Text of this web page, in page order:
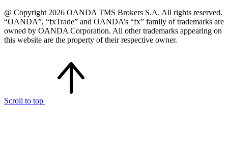
@ Copyright 2026 OANDA TMS Brokers S.A. All rights reserved.
“OANDA”, “fxTrade” and OANDA’s “fx” family of trademarks are
owned by OANDA Corporation. All other trademarks appearing on
this website are the property of their respective owner.
Scroll to top